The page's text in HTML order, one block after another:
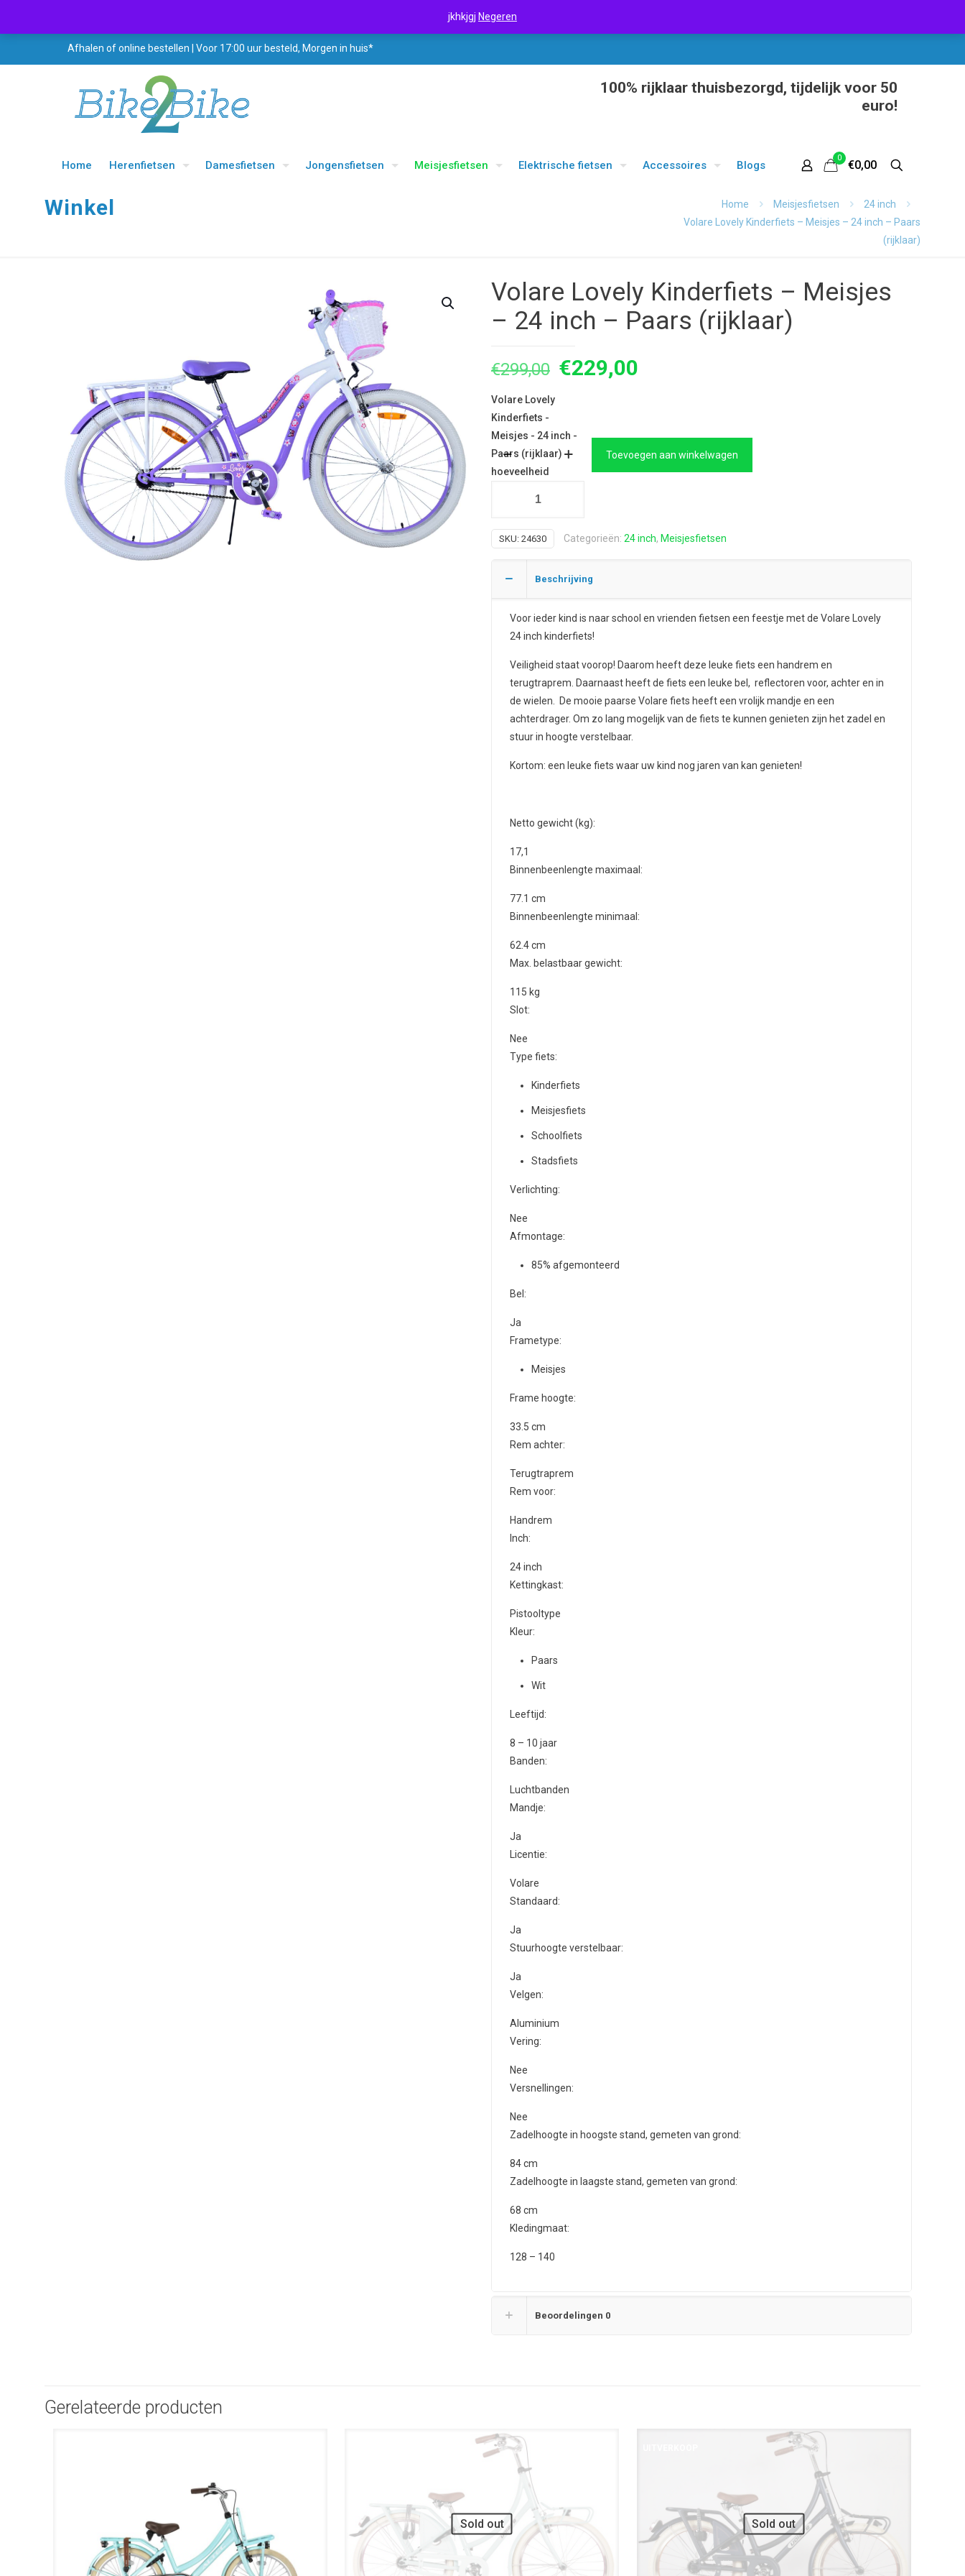
Afhalen of online bestellen | Voor 17:00 uur besteld, Morgen in huis*
Home Herenfietsen Damesfietsen Jongensfietsen Meisjesfietsen Elektrische fietsen Accessoires Blogs
100% rijklaar thuisbezorgd, tijdelijk voor 50
euro!
0
€0,00
Winkel Home Meisjesfietsen
24 inch
Volare Lovely Kinderfiets – Meisjes – 24 inch – Paars
(rijklaar)
Volare Lovely Kinderfiets – Meisjes
– 24 inch – Paars (rijklaar)
€299,00 Oorspronkelijke
€299,00.
€229,00
€229,00.
Volare Lovely
Kinderfiets -
Meisjes - 24 inch -
Paars (rijklaar)
hoeveelheid
Toevoegen aan winkelwagen
SKU: 24630 Categorieën: 24 inch, Meisjesfietsen
Beschrijving
Voor ieder kind is naar school en vrienden fietsen een feestje met de Volare Lovely
24 inch kinderfiets!
Veiligheid staat voorop! Daarom heeft deze leuke fiets een handrem en
terugtraprem. Daarnaast heeft de fiets een leuke bel, reflectoren voor, achter en in
de wielen. De mooie paarse Volare fiets heeft een vrolijk mandje en een
achterdrager. Om zo lang mogelijk van de fiets te kunnen genieten zijn het zadel en
stuur in hoogte verstelbaar.
Kortom: een leuke fiets waar uw kind nog jaren van kan genieten!
Netto gewicht (kg):
17,1
Binnenbeenlengte maximaal:
77.1 cm
Binnenbeenlengte minimaal:
62.4cm
Max. belastbaar gewicht:
115 kg
Slot:
Nee
Type fiets:
Kinderfiets
Meisjesfiets
Schoolfiets
Stadsfiets
Verlichting:
Nee
Afmontage:
85% afgemonteerd
Bel:
Ja
Frametype:
Meisjes
Frame hoogte:
33.5 cm
Rem achter:
Terugtraprem
Rem voor:
Handrem
Inch:
24inch
Kettingkast:
Pistooltype
Kleur:
Paars
Wit
Leeftijd:
8 – 10 jaar
Banden:
Luchtbanden
Mandje:
Ja
Licentie:
Volare
Standaard:
Ja
Stuurhoogte verstelbaar:
Ja
Velgen:
Aluminium
Vering:
Nee
Versnellingen:
Nee
Zadelhoogte in hoogste stand, gemeten van grond:
84cm
Zadelhoogte in laagste stand, gemeten van grond:
68 cm
Kledingmaat:
128 – 140
Beoordelingen 0
Gerelateerde producten
Sold out Sold out
jkhkjgj Negeren